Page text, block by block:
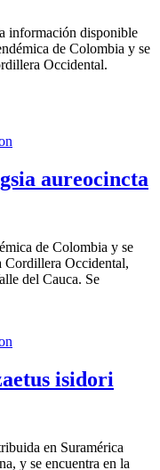
información disponible
de Colombia y se
Occidental.
aureocincta
de Colombia y se
Cordillera Occidental,
del Cauca. Se
isidori
en Suramérica
y se encuentra en la